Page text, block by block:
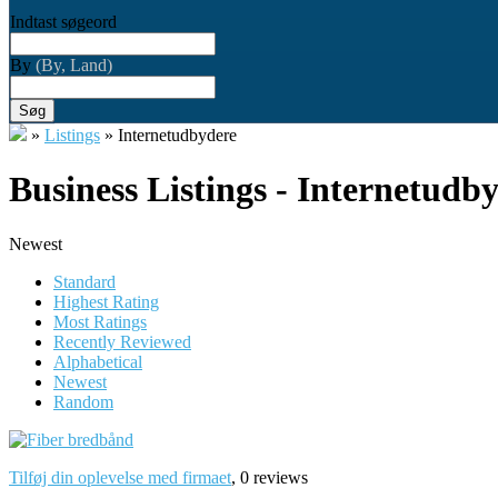
Indtast søgeord
By (By, Land)
Søg
» Listings » Internetudbydere
Business Listings -
Newest
Standard
Highest Rating
Most Ratings
Recently Reviewed
Alphabetical
Newest
Random
Tilføj din oplevelse med firmaet, 0 reviews